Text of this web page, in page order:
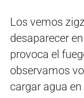
Los vemos
desaparecer
provoca el
observamos
cargar agua